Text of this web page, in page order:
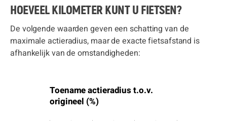
HOEVEEL KILOMETER KUNT U FIETSEN?
De volgende waarden geven een schatting van de
maximale actieradius, maar de exacte fietsafstand is
afhankelijk van de omstandigheden:
Toename actieradius t.o.v.
origineel (%)